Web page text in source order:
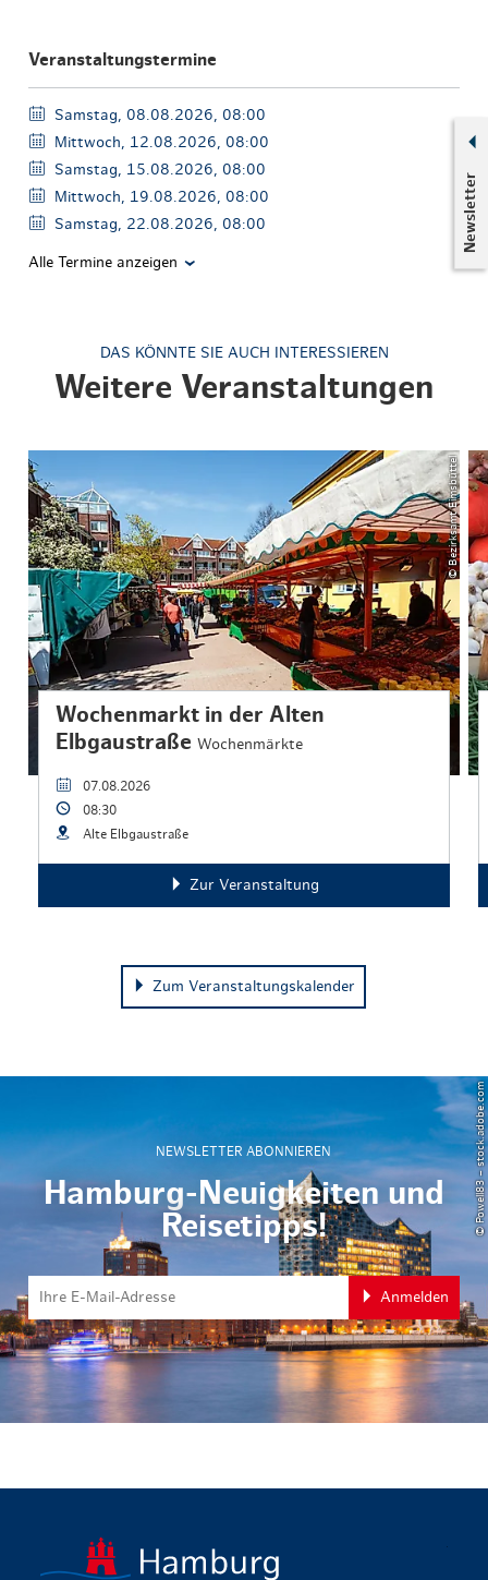
Newsletter
Veranstaltungstermine
Samstag, 08.08.2026, 08:00
Mittwoch, 12.08.2026, 08:00
Samstag, 15.08.2026, 08:00
Mittwoch, 19.08.2026, 08:00
Samstag, 22.08.2026, 08:00
Alle Termine anzeigen
DAS KÖNNTE SIE AUCH INTERESSIEREN
Weitere Veranstaltungen
© Bezirksamt Eimsbüttel
Wochenmarkt in der Alten
ElbgaustraßeWochenmärkte
07.08.2026
08:30
Alte Elbgaustraße
Zur Veranstaltung
Zum Veranstaltungskalender
NEWSLETTER ABONNIEREN
Hamburg-Neuigkeiten und
Reisetipps!
Anmelden
© Powell83 – stock.adobe.com